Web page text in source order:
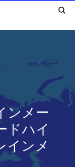
ンメー
ドハイ
インメ